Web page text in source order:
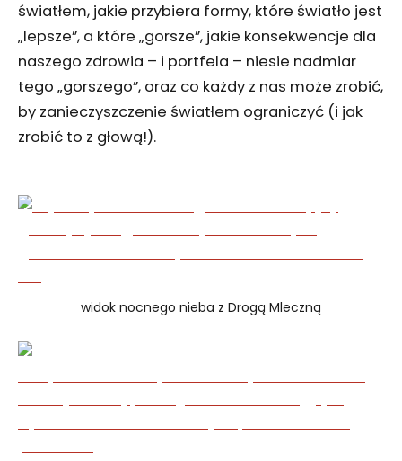
światłem, jakie przybiera formy, które światło jest
„lepsze”, a które „gorsze”, jakie konsekwencje dla
naszego zdrowia – i portfela – niesie nadmiar
tego „gorszego”, oraz co każdy z nas może zrobić,
by zanieczyszczenie światłem ograniczyć (i jak
zrobić to z głową!).
widok nocnego nieba z Drogą Mleczną